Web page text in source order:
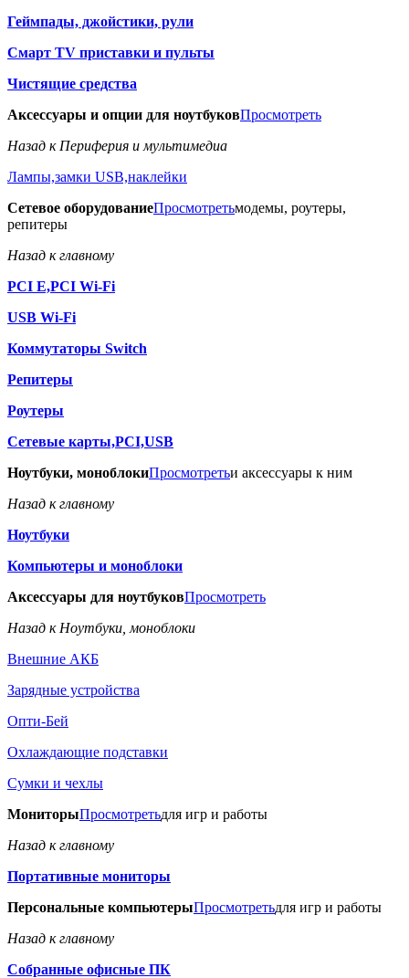
Геймпады, джойстики, рули
Смарт TV приставки и пульты
Чистящие средства
Аксессуары и опции для ноутбуковПросмотреть
Назад к Периферия и мультимедиа
Лампы,замки USB,наклейки
Сетевое оборудованиеПросмотретьмодемы, роутеры,
репитеры
Назад к главному
PCI E,PCI Wi-Fi
USB Wi-Fi
Коммутаторы Switch
Репитеры
Роутеры
Сетевые карты,PCI,USB
Ноутбуки, моноблокиПросмотретьи аксессуары к ним
Назад к главному
Ноутбуки
Компьютеры и моноблоки
Аксессуары для ноутбуковПросмотреть
Назад к Ноутбуки, моноблоки
Внешние АКБ
Зарядные устройства
Опти-Бей
Охлаждающие подставки
Сумки и чехлы
МониторыПросмотретьдля игр и работы
Назад к главному
Портативные мониторы
Персональные компьютерыПросмотретьдля игр и работы
Назад к главному
Собранные офисные ПК